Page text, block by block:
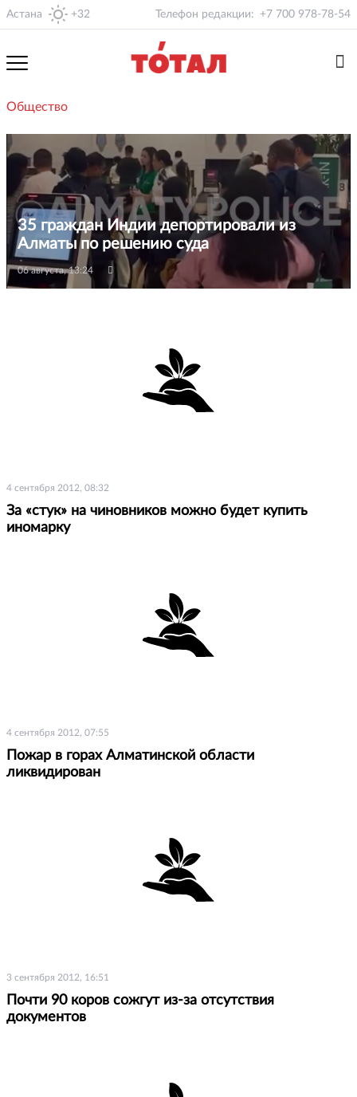
Астана +32 Телефон редакции: +7 700 978-78-54
Общество
35 граждан Индии депортировали из
Алматы по решению суда
06 августа, 13:24
4 сентября 2012, 08:32
За «стук» на чиновников можно будет купить
иномарку
4 сентября 2012, 07:55
Пожар в горах Алматинской области
ликвидирован
3 сентября 2012, 16:51
Почти 90 коров сожгут из-за отсутствия
документов